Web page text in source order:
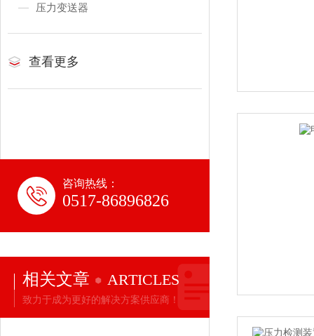
压力变送器
查看更多
咨询热线：
0517-86896826
相关文章 ARTICLES
致力于成为更好的解决方案供应商！